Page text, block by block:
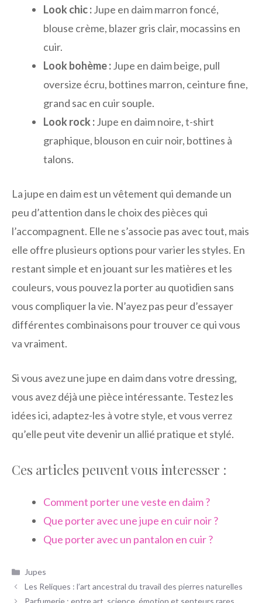
Look chic :Jupe en daim marron foncé,
blouse crème, blazer gris clair, mocassins en
cuir.
Look bohème :Jupe en daim beige, pull
oversize écru, bottines marron, ceinture fine,
grand sac en cuir souple.
Look rock :Jupe en daim noire, t-shirt
graphique, blouson en cuir noir, bottines à
talons.
La jupe en daim est un vêtement qui demande un
peu d’attention dans le choix des pièces qui
l’accompagnent. Elle ne s’associe pas avec tout, mais
elle offre plusieurs options pour varier les styles. En
restant simple et en jouant sur les matières et les
couleurs, vous pouvez la porter au quotidien sans
vous compliquer la vie. N’ayez pas peur d’essayer
différentes combinaisons pour trouver ce qui vous
va vraiment.
Si vous avez une jupe en daim dans votre dressing,
vous avez déjà une pièce intéressante. Testez les
idées ici, adaptez-les à votre style, et vous verrez
qu’elle peut vite devenir un allié pratique et stylé.
Ces articles peuvent vous interesser :
Comment porter une veste en daim ?
Que porter avec une jupe en cuir noir ?
Que porter avec un pantalon en cuir ?
Catégories
Jupes
Les Reliques : l’art ancestral du travail des pierres naturelles